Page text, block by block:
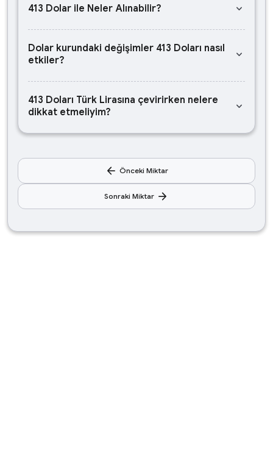
413 Dolar ile Neler Alınabilir? keyboard_arrow_down
Dolar kurundaki değişimler 413 Doları nasıl
etkiler?
keyboard_arrow_down
413 Doları Türk Lirasına çevirirken nelere
dikkat etmeliyim?
keyboard_arrow_down
arrow_back Önceki Miktar
Sonraki Miktar arrow_forward